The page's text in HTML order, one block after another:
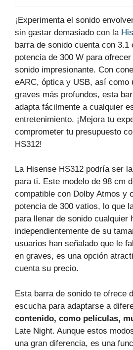
¡Experimenta el sonido
sin gastar demasiado con la
barra de sonido cuenta con 3.1
potencia de 300 W para
sonido impresionante. Con
eARC, óptica y USB, así como
graves más profundos, esta
adapta fácilmente a cualquier
entretenimiento. ¡Mejora tu
comprometer tu presupuesto
HS312!
La Hisense HS312 podría ser
para ti. Este modelo de 98 cm
compatible con Dolby Atmos y
potencia de 300 vatios, lo que
para llenar de sonido cualquier
independientemente de su
usuarios han señalado que le
en graves, es una opción
cuenta su precio.
Esta barra de sonido te ofrece
escucha para adaptarse a
contenido, como películas,
Late Night. Aunque estos
una gran diferencia, es una